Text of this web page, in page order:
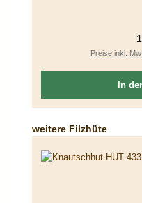
Preise inkl.
In
Produktgalerie überspringen
weitere Filzhüte